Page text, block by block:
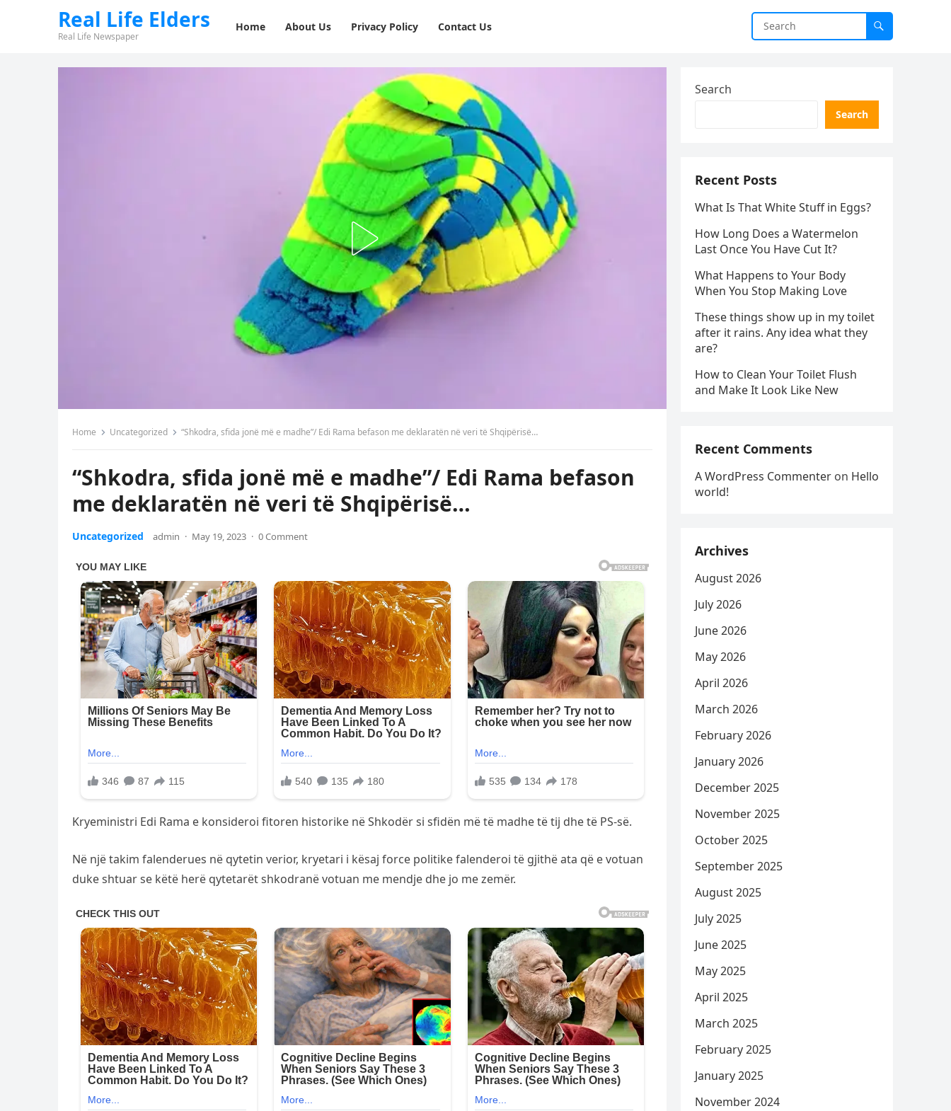
Real Life Elders
Real Life Newspaper
Home About Us Privacy Policy ⁠Contact Us
Home Uncategorized “Shkodra, sfida jonë më e madhe”/ Edi Rama befason me deklaratën në veri të Shqipërisë…
“Shkodra, sfida jonë më e madhe”/ Edi Rama befason
me deklaratën në veri të Shqipërisë…
Uncategorized admin · May 19, 2023 · 0 Comment
Kryeministri Edi Rama e konsideroi fitoren historike në Shkodër si sfidën më të madhe të tij dhe të PS-së.
Në një takim falenderues në qytetin verior, kryetari i kësaj force politike falenderoi të gjithë ata që e votuan
duke shtuar se këtë herë qytetarët shkodranë votuan me mendje dhe jo me zemër.
Search
Search
Recent Posts
What Is That White Stuff in Eggs?
How Long Does a Watermelon
Last Once You Have Cut It?
What Happens to Your Body
When You Stop Making Love
These things show up in my toilet
after it rains. Any idea what they
are?
How to Clean Your Toilet Flush
and Make It Look Like New
Recent Comments
A WordPress Commenter on Hello
world!
Archives
August 2026
July 2026
June 2026
May 2026
April 2026
March 2026
February 2026
January 2026
December 2025
November 2025
October 2025
September 2025
August 2025
July 2025
June 2025
May 2025
April 2025
March 2025
February 2025
January 2025
November 2024